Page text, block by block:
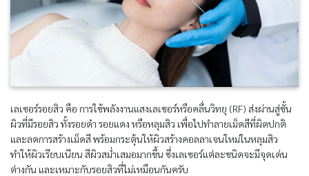
เลเซอร์รอยสิว คือ การใช้พลังงานแสงเลเซอร์หรือคลื่นวิทยุ (RF) ส่งผ่านสู่ชั้น
ผิวที่มีรอยสิว ทั้งรอยดำ รอยแดง หรือหลุมสิว เพื่อไปทำลายเม็ดสีที่ผิดปกติ
และลดการสร้างเม็ดสี พร้อมกระตุ้นให้ผิวสร้างคอลลาเจนใหม่ในหลุมสิว
ทำให้ผิวเรียบเนียน สีผิวสม่ำเสมอมากขึ้น ซึ่งเลเซอร์แต่ละชนิดจะมีจุดเด่น
ต่างกัน และเหมาะกับรอยสิวที่ไม่เหมือนกันครับ